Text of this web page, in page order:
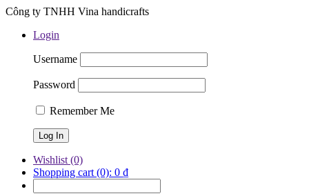
Công ty TNHH Vina handicrafts
Login
Username
Password
Remember Me
Wishlist (0)
Shopping cart (0): 0 ₫